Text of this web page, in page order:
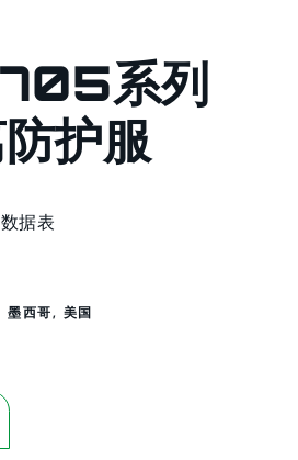
系列
护服
据表
墨西哥, 美国